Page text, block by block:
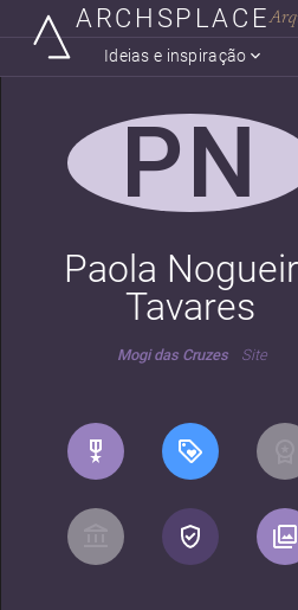
ARCHSPLACE
Ideias e inspiração
PN
Paola
Tavares
Mogi das Cruzes Site